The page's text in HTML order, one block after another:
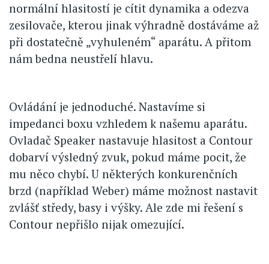
normální hlasitostí je cítit dynamika a odezva
zesilovače, kterou jinak výhradně dostáváme až
při dostatečně „vyhuleném“ aparátu. A přitom
nám bedna neustřelí hlavu.
Ovládání je jednoduché. Nastavíme si
impedanci boxu vzhledem k našemu aparátu.
Ovladač Speaker nastavuje hlasitost a Contour
dobarví výsledný zvuk, pokud máme pocit, že
mu něco chybí. U některých konkurenčních
brzd (například Weber) máme možnost nastavit
zvlášť středy, basy i výšky. Ale zde mi řešení s
Contour nepřišlo nijak omezující.